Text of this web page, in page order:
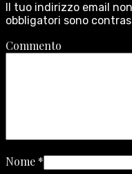
Il tuo indirizzo email
obbligatori sono
Commento
Nome *